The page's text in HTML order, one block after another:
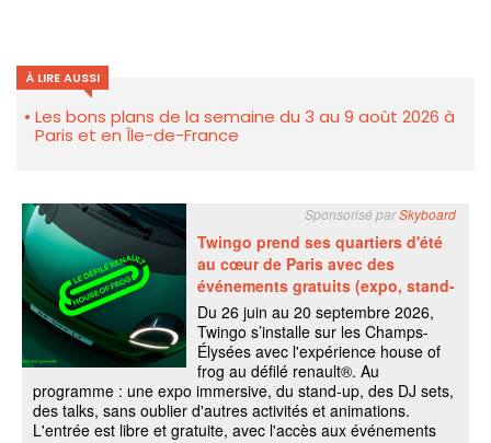
À LIRE AUSSI
Les bons plans de la semaine du 3 au 9 août 2026 à
Paris et en Île-de-France